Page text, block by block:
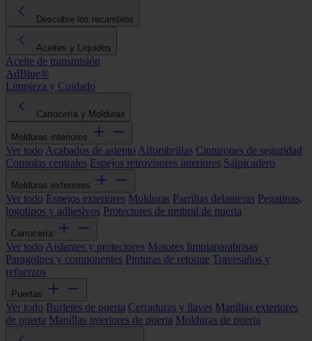
Descubre los recambios
Aceites y Líquidos
Aceite de transmisión
AdBlue®
Limpieza y Cuidado
Carrocería y Molduras
Molduras interiores
Ver todo Acabados de asiento Alfombrillas Cinturones de seguridad
Consolas centrales Espejos retrovisores interiores Salpicadero
Molduras exteriores
Ver todo Espejos exteriores Molduras Parrillas delanteras Pegatinas,
logotipos y adhesivos Protectores de umbral de puerta
Carrocería
Ver todo Aislantes y protectores Motores limpiaparabrisas
Paragolpes y componentes Pinturas de retoque Travesaños y
refuerzos
Puertas
Ver todo Burletes de puerta Cerraduras y llaves Manillas exteriores
de puerta Manillas interiores de puerta Molduras de puerta